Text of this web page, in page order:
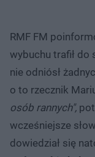
RMF FM
wybuchu trafił do
nie odniósł
o to rzecznik
osób rannych",
wcześniejsze
dowiedział się